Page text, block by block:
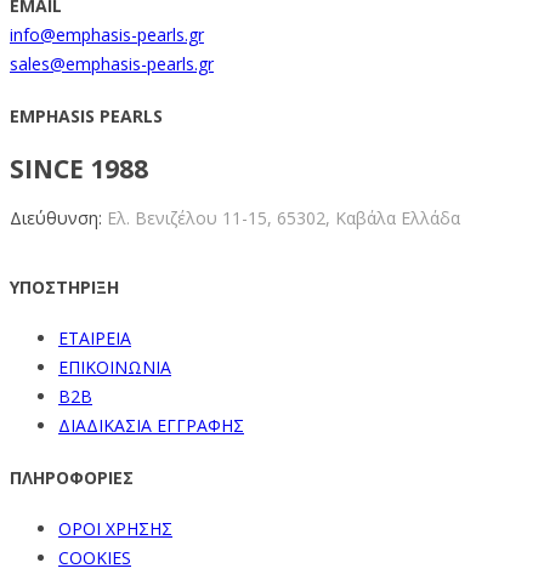
EMAIL
info@emphasis-pearls.gr
sales@emphasis-pearls.gr
EMPHASIS PEARLS
SINCE 1988
Διεύθυνση: Ελ. Βενιζέλου 11-15, 65302, Καβάλα Ελλάδα
ΥΠΟΣΤΗΡΙΞΗ
ΕΤΑΙΡΕΙΑ
ΕΠΙΚΟΙΝΩΝΙΑ
B2B
ΔΙΑΔΙΚΑΣΙΑ ΕΓΓΡΑΦΗΣ
ΠΛΗΡΟΦΟΡΙΕΣ
ΟΡΟΙ ΧΡΗΣΗΣ
COOKIES